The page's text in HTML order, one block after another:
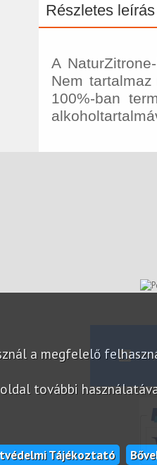
Részletes leírás
A
Nem
100%-ban
a megfelelő
további
Tájékoztató